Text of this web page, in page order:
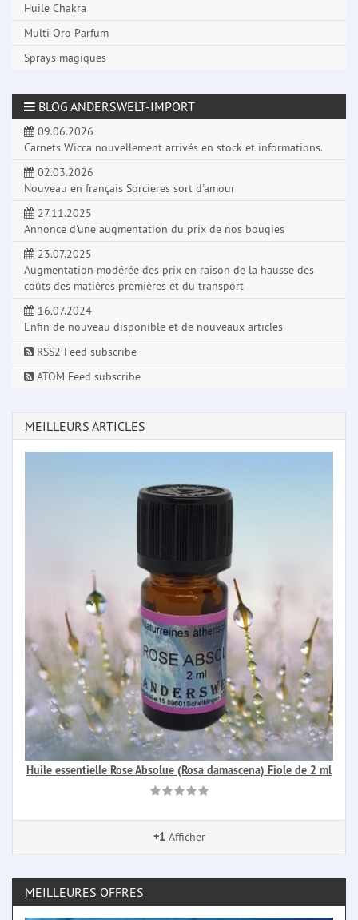
Huile Chakra
Multi Oro Parfum
Sprays magiques
BLOG ANDERSWELT-IMPORT
09.06.2026
Carnets Wicca nouvellement arrivés en stock et informations.
02.03.2026
Nouveau en français Sorcieres sort d'amour
27.11.2025
Annonce d'une augmentation du prix de nos bougies
23.07.2025
Augmentation modérée des prix en raison de la hausse des
coûts des matières premières et du transport
16.07.2024
Enfin de nouveau disponible et de nouveaux articles
RSS2 Feed subscribe
ATOM Feed subscribe
MEILLEURS ARTICLES
Huile essentielle Rose Absolue (Rosa damascena) Fiole de 2 ml
+1 Afficher
MEILLEURES OFFRES